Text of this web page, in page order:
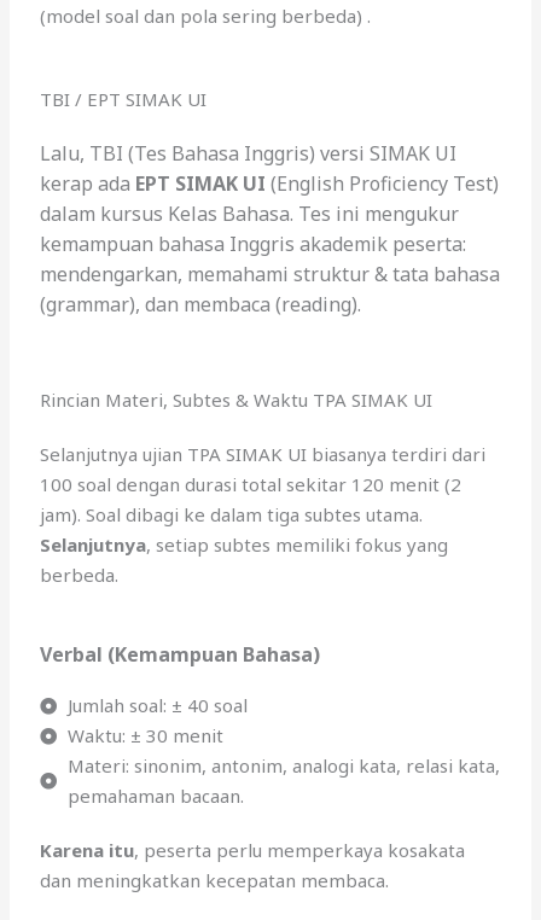
(model soal dan pola sering berbeda) .
TBI / EPT SIMAK UI
Lalu, TBI (Tes Bahasa Inggris) versi SIMAK UI
kerap ada EPT SIMAK UI (English Proficiency Test)
dalam kursus Kelas Bahasa. Tes ini mengukur
kemampuan bahasa Inggris akademik peserta:
mendengarkan, memahami struktur & tata bahasa
(grammar), dan membaca (reading).
Rincian Materi, Subtes & Waktu TPA SIMAK UI
Selanjutnya ujian TPA SIMAK UI biasanya terdiri dari
100 soal dengan durasi total sekitar 120 menit (2
jam). Soal dibagi ke dalam tiga subtes utama.
Selanjutnya, setiap subtes memiliki fokus yang
berbeda.
Verbal (Kemampuan Bahasa)
Jumlah soal: ± 40 soal
Waktu: ± 30 menit
Materi: sinonim, antonim, analogi kata, relasi kata,
pemahaman bacaan.
Karena itu, peserta perlu memperkaya kosakata
dan meningkatkan kecepatan membaca.